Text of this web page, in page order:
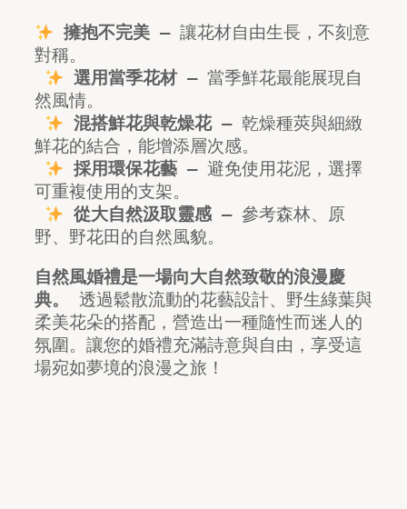
擁抱不完美 – 讓花材自由生長，不刻意
對稱。
選用當季花材 – 當季鮮花最能展現自
然風情。
混搭鮮花與乾燥花 – 乾燥種莢與細緻
鮮花的結合，能增添層次感。
採用環保花藝 – 避免使用花泥，選擇
可重複使用的支架。
從大自然汲取靈感 – 參考森林、原
野、野花田的自然風貌。
自然風婚禮是一場向大自然致敬的浪漫慶
典。
透過鬆散流動的花藝設計、野生綠葉與
柔美花朵的搭配，營造出一種隨性而迷人的
氛圍。讓您的婚禮充滿詩意與自由，享受這
場宛如夢境的浪漫之旅！